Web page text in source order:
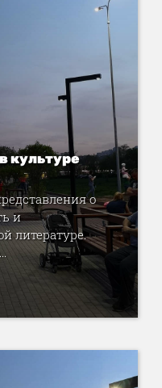
культуре
о
и
литературе.